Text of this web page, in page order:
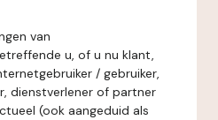
van
u, of u nu klant,
/ gebruiker,
dienstverlener of partner
(ook aangeduid als